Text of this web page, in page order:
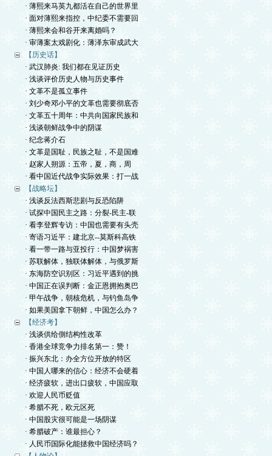
· 薄熙来马英九都活在自己的世界里
· 面对薄熙来指控，中纪委不需要回
· 薄熙来会和谷开来离婚吗？
· 审薄案太戏剧化：薄泽东审成武大
【历史话】
· 武汉肺炎: 我们都在见证历史
· 浅谈评价历史人物与历史事件
· 文革不是孤立事件
· 刘少奇邓小平的文革也需要彻底否
· 文革五十周年：中共向国家民族和
· 浅谈朝鲜战争中的阴谋
· 纪念蒋介石
· 文革是国耻，民族之耻，不是国难
· 赵家人朔源：五帝，夏，商，周
· 看中国近代战争实际效果：打一战
【战略坛】
· 浅谈反法西斯悲剧与反恐陷阱
· 试探中国民主之路：分裂-民主-联
· 看李登辉专访：中国也需要有头壳
· 寄语习近平：建北京--莫斯科高铁
· 看一带一路与亚投行：中国梦祸害
· 苏联解体，独联体解体，与俄罗斯
· 东海防空识别区：习近平遇到的挑
· 中国正在误判断：金正恩拥抱奥巴
· 甲午战争，朝核危机，与钓鱼岛争
· 如果美国拿下朝鲜，中国怎么办？
【经济考】
· 浅谈供给側结构性改革
· 香港全球竞争力排名第一：赞！
· 振兴东北：办全方位开放的特区
· 中国人哪来的信心：经济不会硬着
· 经济疲软，进出口疲软，中国应取
· 欢迎人民币贬值
· 希腊不死，欧元区死
· 中国股灾很可能是一场阴谋
· 希腊破产：谁最担心？
· 人民币国际化能拯救中国经济吗？